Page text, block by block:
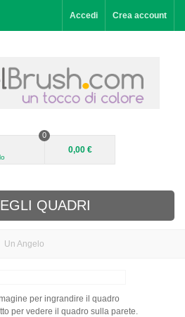
Accedi Crea account
0
0,00 €
QUADRI
Un Angelo
per ingrandire il quadro
per vedere il quadro sulla parete.